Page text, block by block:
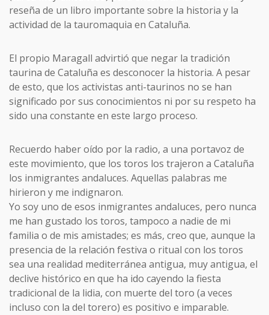
reseña de un libro importante sobre la historia y la
actividad de la tauromaquia en Cataluña.
El propio Maragall advirtió que negar la tradición
taurina de Cataluña es desconocer la historia. A pesar
de esto, que los activistas anti-taurinos no se han
significado por sus conocimientos ni por su respeto ha
sido una constante en este largo proceso.
Recuerdo haber oído por la radio, a una portavoz de
este movimiento, que los toros los trajeron a Cataluña
los inmigrantes andaluces. Aquellas palabras me
hirieron y me indignaron.
Yo soy uno de esos inmigrantes andaluces, pero nunca
me han gustado los toros, tampoco a nadie de mi
familia o de mis amistades; es más, creo que, aunque la
presencia de la relación festiva o ritual con los toros
sea una realidad mediterránea antigua, muy antigua, el
declive histórico en que ha ido cayendo la fiesta
tradicional de la lidia, con muerte del toro (a veces
incluso con la del torero) es positivo e imparable.